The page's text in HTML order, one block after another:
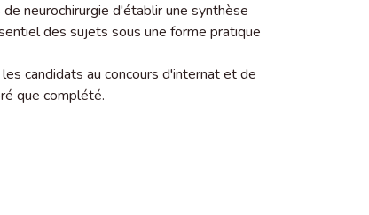
neurochirurgie d'établir une synthèse
des sujets sous une forme pratique
candidats au concours d'internat et de
que complété.